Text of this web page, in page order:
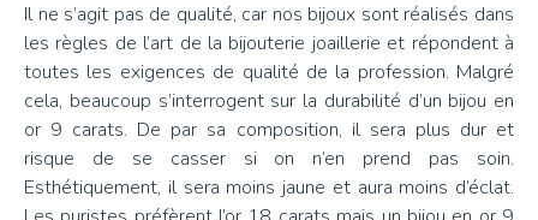
Il ne s’agit pas de qualité, car nos bijoux sont réalisés dans
les règles de l’art de la bijouterie joaillerie et répondent à
toutes les exigences de qualité de la profession. Malgré
cela, beaucoup s’interrogent sur la durabilité d’un bijou en
or 9 carats. De par sa composition, il sera plus dur et
risque de se casser si on n’en prend pas soin.
Esthétiquement, il sera moins jaune et aura moins d’éclat.